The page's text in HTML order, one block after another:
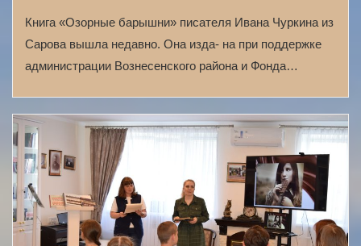
Книга «Озорные барышни» писателя Ивана Чуркина из
Сарова вышла недавно. Она изда- на при поддержке
администрации Вознесенского района и Фонда…